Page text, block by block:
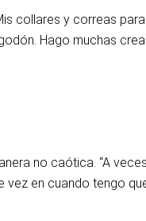
collares y correas
Hago muchas
no caótica. “A
en cuando tengo